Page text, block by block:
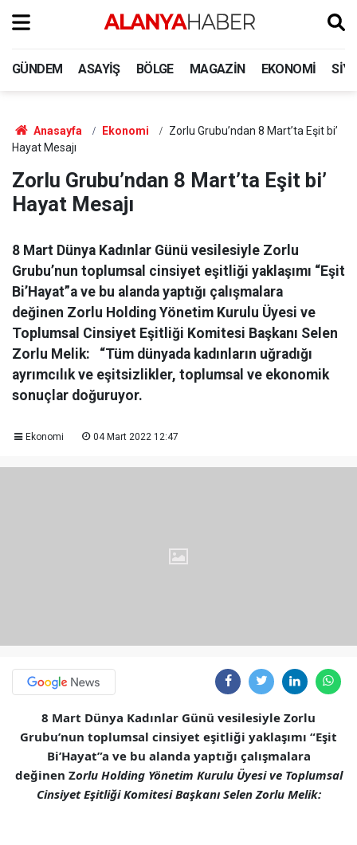
GÜNDEM ASAYIŞ BÖLGE MAGAZIN EKONOMI
Anasayfa Ekonomi
Zorlu Grubu’ndan 8 Mart’ta Eşit bi’
Hayat Mesajı
Zorlu Grubu’ndan 8 Mart’ta Eşit bi’
Hayat Mesajı
8 Mart Dünya Kadınlar Günü vesilesiyle Zorlu
Grubu’nun toplumsal cinsiyet eşitliği yaklaşımı “Eşit
Bi’Hayat”a ve bu alanda yaptığı çalışmalara
değinen Zorlu Holding Yönetim Kurulu Üyesi ve
Toplumsal Cinsiyet Eşitliği Komitesi Başkanı Selen
Zorlu Melik: “Tüm dünyada kadınların uğradığı
ayrımcılık ve eşitsizlikler, toplumsal ve ekonomik
sonuçlar doğuruyor.
Ekonomi 04 Mart 2022 12:47
8 Mart Dünya Kadınlar Günü vesilesiyle Zorlu
Grubu’nun toplumsal cinsiyet eşitliği yaklaşımı “Eşit
Bi’Hayat”a ve bu alanda yaptığı çalışmalara
değinen Zorlu Holding Yönetim Kurulu Üyesi ve Toplumsal
Cinsiyet Eşitliği Komitesi Başkanı Selen Zorlu Melik: